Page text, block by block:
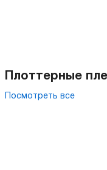
Плоттерные
Посмотреть все